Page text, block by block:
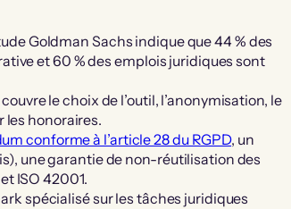
Goldman Sachs indique que 44 % des
et 60 % des emplois juridiques sont
le choix de l’outil, l’anonymisation, le
les honoraires.
conforme à l’article 28 du RGPD, un
une garantie de non-réutilisation des
ISO 42001.
spécialisé sur les tâches juridiques